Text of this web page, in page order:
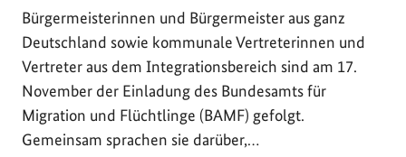
Bürgermeisterinnen und Bürgermeister aus ganz
Deutschland sowie kommunale Vertreterinnen und
Vertreter aus dem Integrationsbereich sind am 17.
November der Einladung des Bundesamts für
Migration und Flüchtlinge (BAMF) gefolgt.
Gemeinsam sprachen sie darüber,…